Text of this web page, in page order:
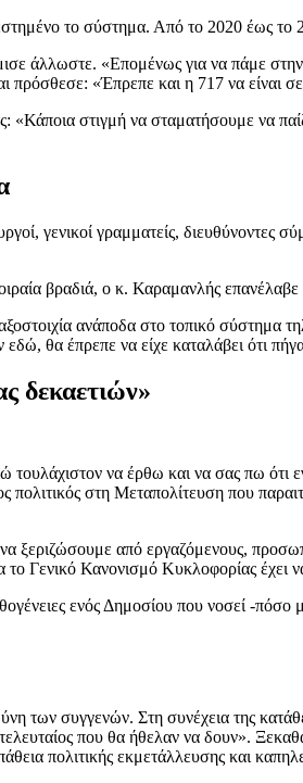
το σύστημα. Από το 2020 έως
άλλωστε. «Επομένως για να πάμε
«Έπρεπε και η 717 να είναι σε
«Κάποια στιγμή να σταματήσουμε να
γραμματείς, διευθύνοντες
βραδιά, ο κ. Καραμανλής
ανάποδα στο τοπικό
θα έπρεπε να είχε καταλάβει ότι
δεκαετιών»
να έρθω και να σας πω
στη Μεταπολίτευση που
από εργαζόμενους,
Γενικό Κανονισμό Κυκλοφορίας έχει
ενός Δημοσίου που νοσεί -
συγγενών. Στη συνέχεια της
που θα ήθελαν να δουν».
πολιτικής εκμετάλλευσης και